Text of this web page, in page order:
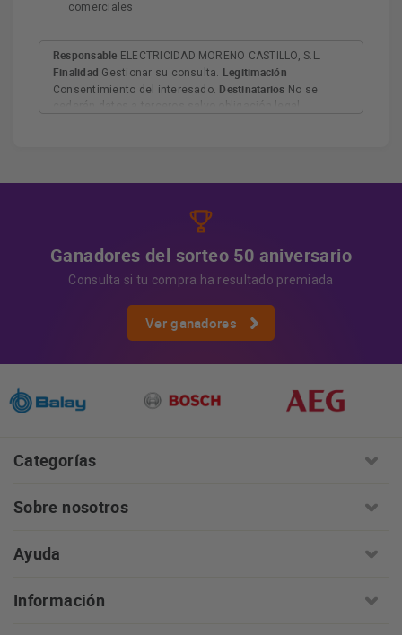
comerciales
Responsable ELECTRICIDAD MORENO CASTILLO, S.L.
Finalidad Gestionar su consulta. Legitimación
Consentimiento del interesado. Destinatarios No se
Ganadores del sorteo 50 aniversario
Consulta si tu compra ha resultado premiada
Ver ganadores
Categorías
Sobre nosotros
Ayuda
Información